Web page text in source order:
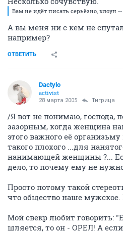
Вам не идёт писать серьёзно, клоун
А вы меня ни с кем не
например?
ОТВЕТИТЬ
Dactylo
activist
28 марта 2005 Тигрица
/Я вот не понимаю, господа,
зазорным, когда женщина
этого важного её
такого плохого ...для
нанимающей женщины ?...
дело, то почему ему не
Просто потому такой
что общество наше мужское.
Мой свекр любит говорить:
шляется, то он - ОРЕЛ! А